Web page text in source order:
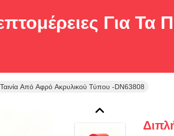
Για Τα
Από Αφρό Ακρυλικού Τύπου -DN63808